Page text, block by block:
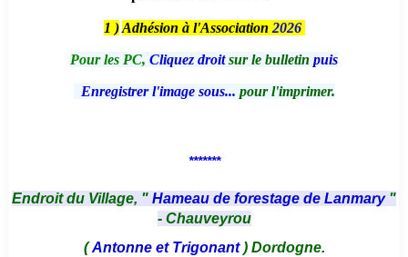
1 ) Adhésion à l'Association 2026
Pour les PC, Cliquez droitsur le bulletin puis
Enregistrer l'image sous... pour l'imprimer.
*******
Endroit du Village, " Hameau de forestage de Lanmary "
- Chauveyrou
(Antonne et Trigonant) Dordogne.